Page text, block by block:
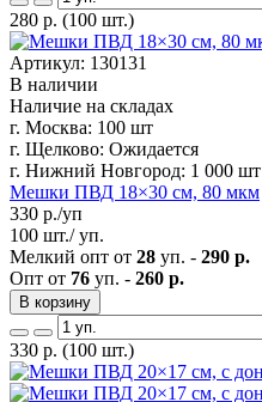
280 р. (100 шт.)
Артикул: 130131
В наличии
Наличие на складах
г. Москва: 100 шт
г. Щелково: Ожидается
г. Нижний Новгород: 1 000 шт
Мешки ПВД 18×30 см, 80 мкм
330 р./уп
100 шт./ уп.
Мелкий опт от 28 уп. - 290 р.
Опт от 76 уп. - 260 р.
В корзину
330 р. (100 шт.)